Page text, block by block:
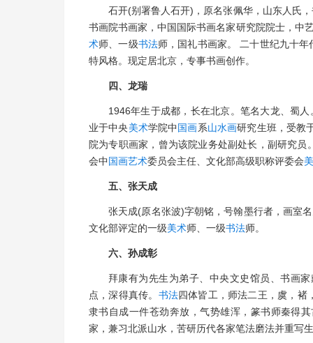
石开(别署鲁人石开)，原名张佩华，山东人氏
书画院书画家，中国国际书画名家研究院院士，中
术师、一级书法师，国礼书画家。 二十世纪九十
特风格。现定居北京，专事书画创作。
四、龙瑞
1946年生于成都，长在北京。笔名大龙、蜀
业于中央美术学院中国画系山水画研究生班，受教
院为专职画家，曾为该院业务处副处长，副研究
会中国画艺术委员会主任、文化部高级职称评委会
五、张天成
张天成(原名张波)字朝铭，号翰墨行者，画室
文化部评定的一级美术师、一级书法师。
六、孙成彰
拜康有为先生为弟子、中央文史馆员、书画
点，深得真传。 书法四体皆工，师法二王，虞，褚
隶书自成一件苍劲奔放，气势雄浑，篆书师秦得
家，兼习北派山水，苦研历代各家笔法磨法并重写